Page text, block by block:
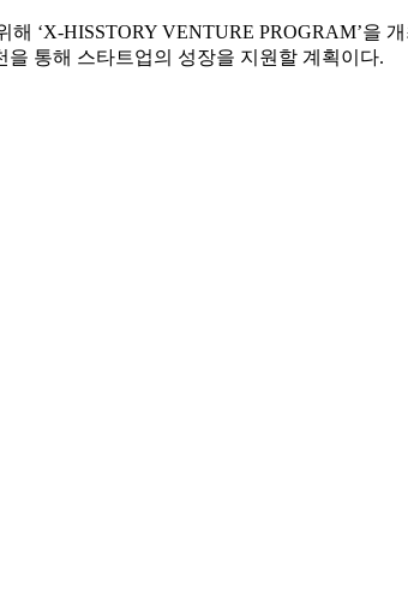
‘X-HISSTORY VENTURE PROGRAM’을
통해 스타트업의 성장을 지원할 계획이다.